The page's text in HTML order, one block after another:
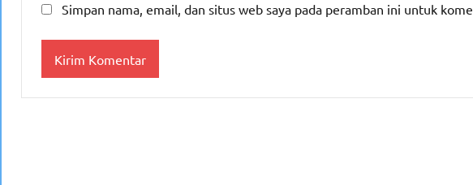
Simpan nama, email, dan situs web saya pada peramban ini untuk